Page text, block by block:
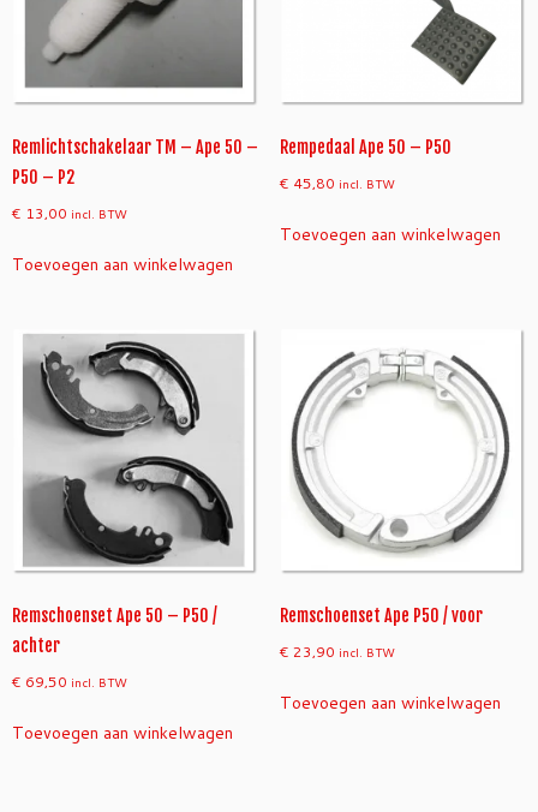
Remlichtschakelaar TM – Ape 50 –
P50 – P2
€ 13,00 incl. BTW
Toevoegen aan winkelwagen
Rempedaal Ape 50 – P50
€ 45,80 incl. BTW
Toevoegen aan winkelwagen
Remschoenset Ape 50 – P50 /
achter
€ 69,50 incl. BTW
Toevoegen aan winkelwagen
Remschoenset Ape P50 / voor
€ 23,90 incl. BTW
Toevoegen aan winkelwagen